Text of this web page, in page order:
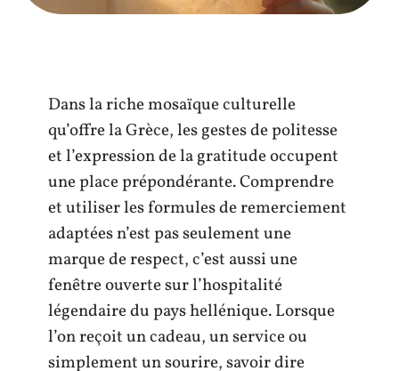
Dans la riche mosaïque culturelle
qu’offre la Grèce, les gestes de politesse
et l’expression de la gratitude occupent
une place prépondérante. Comprendre
et utiliser les formules de remerciement
adaptées n’est pas seulement une
marque de respect, c’est aussi une
fenêtre ouverte sur l’hospitalité
légendaire du pays hellénique. Lorsque
l’on reçoit un cadeau, un service ou
simplement un sourire, savoir dire